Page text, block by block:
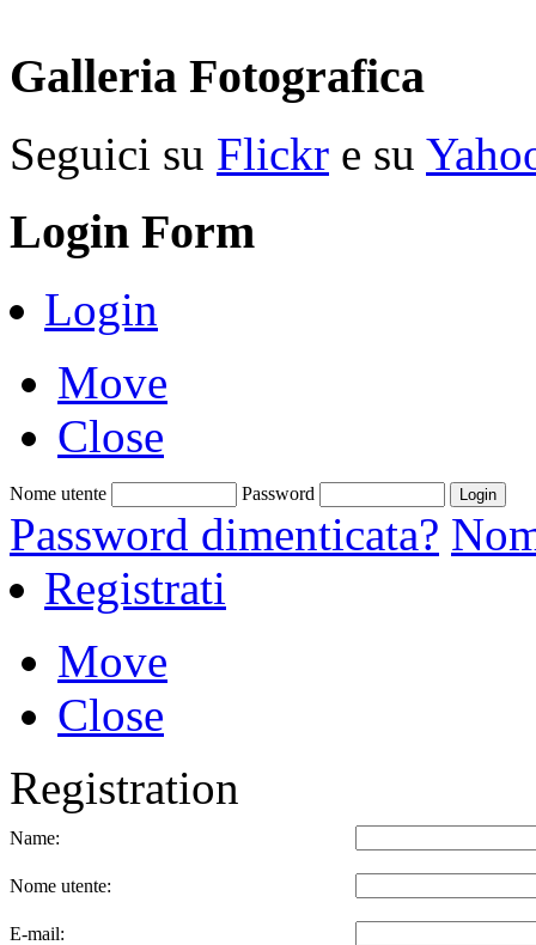
Galleria Fotografica
Seguici su Flickr e su
Login Form
Login
Move
Close
Nome utente Password
Password dimenticata?
Registrati
Move
Close
Registration
Name:
Nome utente:
E-mail: